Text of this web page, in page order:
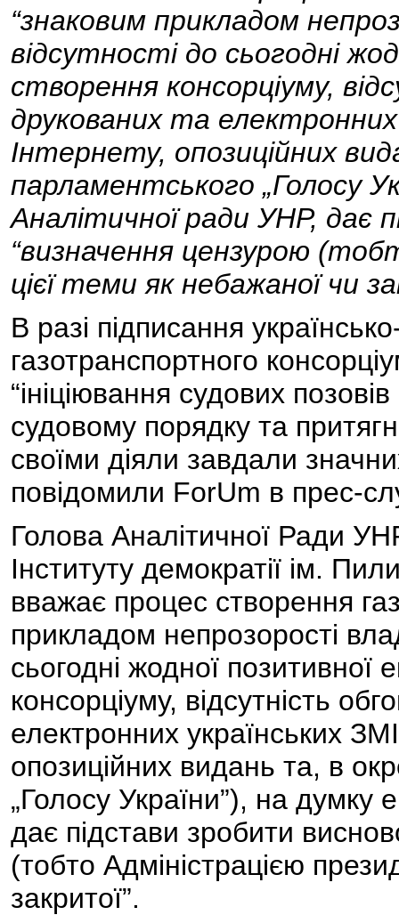
“знаковим прикладом
відсутності до сьогодні
створення консорціуму,
друкованих та
Інтернету, опозиційних
парламентського „Голосу
Аналітичної ради УНР, дає
“визначення цензурою
цієї теми як небажаної чи
В разі підписання
газотранспортного
“ініціювання судових
судовому порядку та
своїми діяли завдали
повідомили ForUm в прес-
Голова Аналітичної Ради
Інституту демократії ім.
вважає процес створення
прикладом непрозорості
сьогодні жодної позитивної
консорціуму, відсутність
електронних українських
опозиційних видань та, в
„Голосу України”), на думку
дає підстави зробити
(тобто Адміністрацією
закритої”.